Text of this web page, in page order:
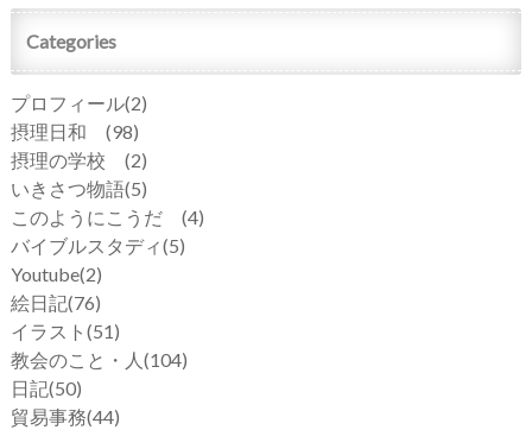
Categories
プロフィール(2)
摂理日和 (98)
摂理の学校 (2)
いきさつ物語(5)
このようにこうだ (4)
バイブルスタディ(5)
Youtube(2)
絵日記(76)
イラスト (51)
教会のこと・人 (104)
日記(50)
貿易事務(44)